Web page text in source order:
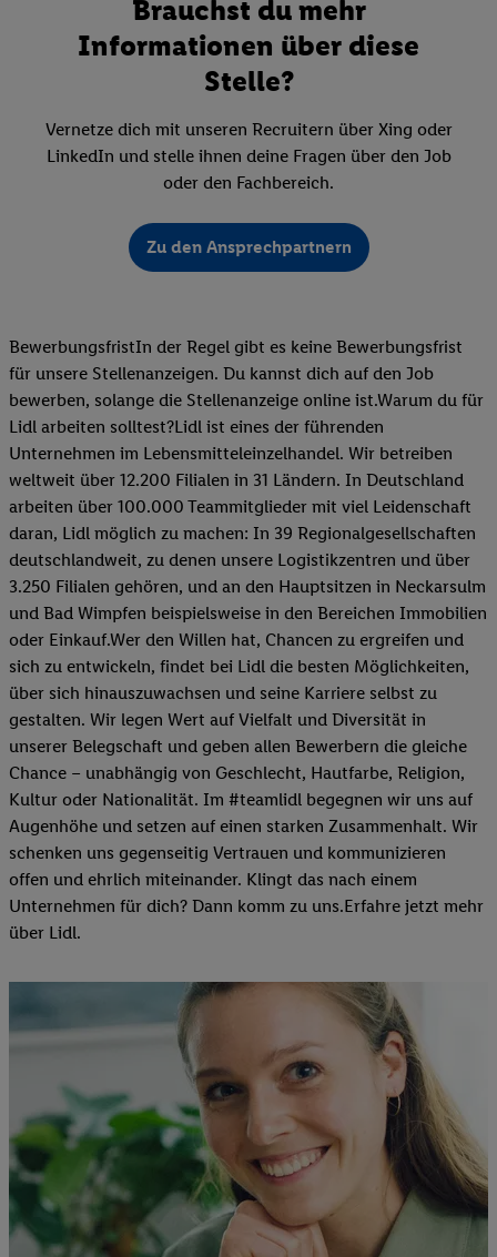
Brauchst du mehr
Informationen über diese
Stelle?
Vernetze dich mit unseren Recruitern über Xing oder
LinkedIn und stelle ihnen deine Fragen über den Job
oder den Fachbereich.
Zu den Ansprechpartnern
BewerbungsfristIn der Regel gibt es keine Bewerbungsfrist
für unsere Stellenanzeigen. Du kannst dich auf den Job
bewerben, solange die Stellenanzeige online ist.Warum du für
Lidl arbeiten solltest?Lidl ist eines der führenden
Unternehmen im Lebensmitteleinzelhandel. Wir betreiben
weltweit über 12.200 Filialen in 31 Ländern. In Deutschland
arbeiten über 100.000 Teammitglieder mit viel Leidenschaft
daran, Lidl möglich zu machen: In 39 Regionalgesellschaften
deutschlandweit, zu denen unsere Logistikzentren und über
3.250 Filialen gehören, und an den Hauptsitzen in Neckarsulm
und Bad Wimpfen beispielsweise in den Bereichen Immobilien
oder Einkauf.Wer den Willen hat, Chancen zu ergreifen und
sich zu entwickeln, findet bei Lidl die besten Möglichkeiten,
über sich hinauszuwachsen und seine Karriere selbst zu
gestalten. Wir legen Wert auf Vielfalt und Diversität in
unserer Belegschaft und geben allen Bewerbern die gleiche
Chance – unabhängig von Geschlecht, Hautfarbe, Religion,
Kultur oder Nationalität. Im #teamlidl begegnen wir uns auf
Augenhöhe und setzen auf einen starken Zusammenhalt. Wir
schenken uns gegenseitig Vertrauen und kommunizieren
offen und ehrlich miteinander. Klingt das nach einem
Unternehmen für dich? Dann komm zu uns.​Erfahre jetzt mehr
über Lidl.